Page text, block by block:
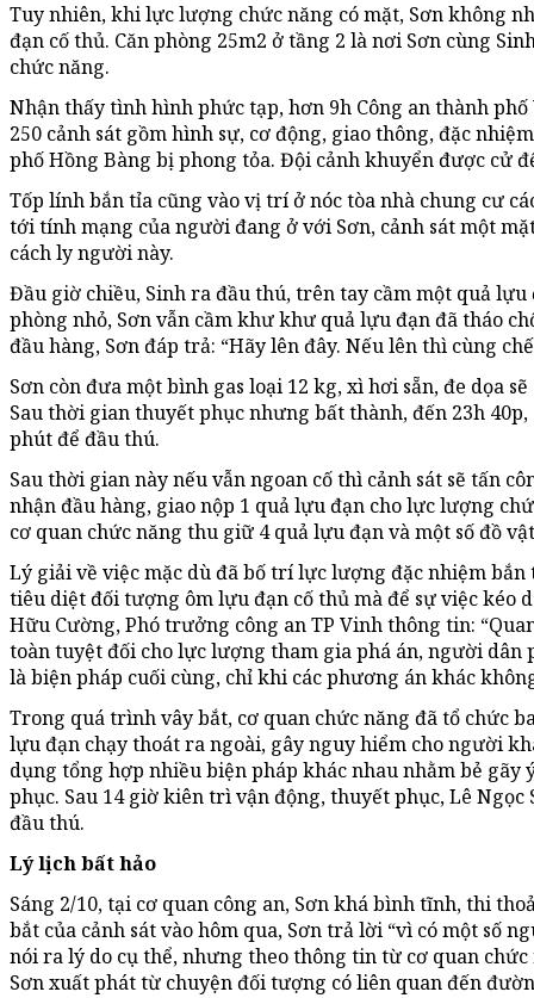
Tuy nhiên, khi lực lượng chức năng có mặt, Sơn không
đạn cố thủ. Căn phòng 25m2 ở tầng 2 là nơi Sơn cùng
chức năng.
Nhận thấy tình hình phức tạp, hơn 9h Công an thành
250 cảnh sát gồm hình sự, cơ động, giao thông, đặc
phố Hồng Bàng bị phong tỏa. Đội cảnh khuyển được cử
Tốp lính bắn tỉa cũng vào vị trí ở nóc tòa nhà chung cư
tới tính mạng của người đang ở với Sơn, cảnh sát một
cách ly người này.
Đầu giờ chiều, Sinh ra đầu thú, trên tay cầm một quả
phòng nhỏ, Sơn vẫn cầm khư khư quả lựu đạn đã tháo
đầu hàng, Sơn đáp trả: “Hãy lên đây. Nếu lên thì cùng
Sơn còn đưa một bình gas loại 12 kg, xì hơi sẵn, đe dọa
Sau thời gian thuyết phục nhưng bất thành, đến 23h
phút để đầu thú.
Sau thời gian này nếu vẫn ngoan cố thì cảnh sát sẽ tấn
nhận đầu hàng, giao nộp 1 quả lựu đạn cho lực lượng
cơ quan chức năng thu giữ 4 quả lựu đạn và một số đồ
Lý giải về việc mặc dù đã bố trí lực lượng đặc nhiệm
tiêu diệt đối tượng ôm lựu đạn cố thủ mà để sự việc kéo
Hữu Cường, Phó trưởng công an TP Vinh thông tin:
toàn tuyệt đối cho lực lượng tham gia phá án, người
là biện pháp cuối cùng, chỉ khi các phương án khác
Trong quá trình vây bắt, cơ quan chức năng đã tổ chức
lựu đạn chạy thoát ra ngoài, gây nguy hiểm cho người
dụng tổng hợp nhiều biện pháp khác nhau nhằm bẻ
phục. Sau 14 giờ kiên trì vận động, thuyết phục, Lê
đầu thú.
Lý lịch bất hảo
Sáng 2/10, tại cơ quan công an, Sơn khá bình tĩnh, thi
bắt của cảnh sát vào hôm qua, Sơn trả lời “vì có một số
nói ra lý do cụ thể, nhưng theo thông tin từ cơ quan
Sơn xuất phát từ chuyện đối tượng có liên quan đến